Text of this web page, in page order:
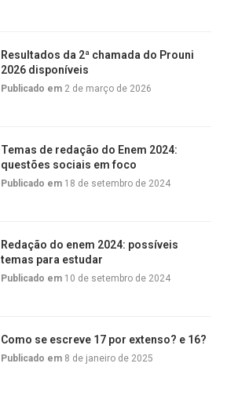
Resultados da 2ª chamada do Prouni
2026 disponíveis
Publicado em 2 de março de 2026
Temas de redação do Enem 2024:
questões sociais em foco
Publicado em 18 de setembro de 2024
Redação do enem 2024: possíveis
temas para estudar
Publicado em 10 de setembro de 2024
Como se escreve 17 por extenso? e 16?
Publicado em 8 de janeiro de 2025